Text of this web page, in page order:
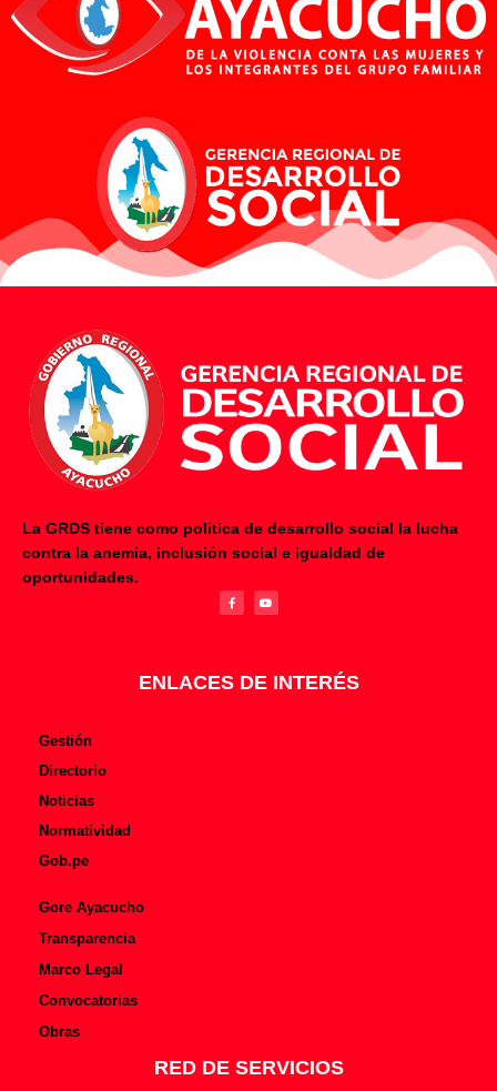
La GRDS tiene como política de desarrollo social la lucha
contra la anemia, inclusión social e igualdad de
oportunidades.
c
e
b
u
t
u
ENLACES DE INTERÉS
Gestión
Directorio
Noticias
Normatividad
Gob.pe
Gore Ayacucho
Transparencia
Marco Legal
Convocatorias
Obras
RED DE SERVICIOS